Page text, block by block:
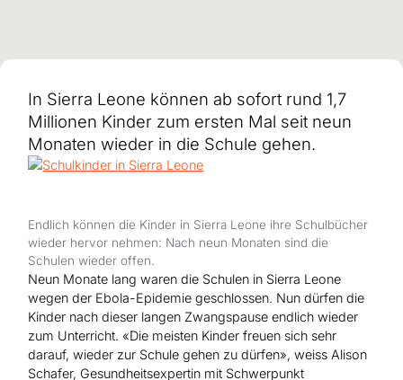
Testament und Legat
Philanthropie
Unternehmenskooperationen
Erdbeben Venezuela
Hilfe für Ukraine
Jahresbericht und Finanzen
Afrika
Asien
Lateinamerika
Naher Osten und Europa
In Sierra Leone können ab sofort rund 1,7
Millionen Kinder zum ersten Mal seit neun
Monaten wieder in die Schule gehen.
Endlich können die Kinder in Sierra Leone ihre Schulbücher
wieder hervor nehmen: Nach neun Monaten sind die
Schulen wieder offen.
Neun Monate lang waren die Schulen in Sierra Leone
wegen der Ebola-Epidemie geschlossen. Nun dürfen die
Kinder nach dieser langen Zwangspause endlich wieder
zum Unterricht. «Die meisten Kinder freuen sich sehr
darauf, wieder zur Schule gehen zu dürfen», weiss Alison
Schafer, Gesundheitsexpertin mit Schwerpunkt